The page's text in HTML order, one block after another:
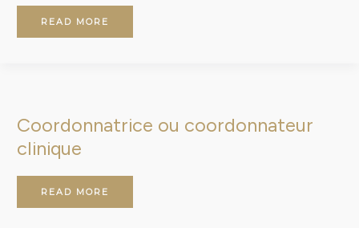
READ MORE
Coordonnatrice ou coordonnateur
clinique
READ MORE